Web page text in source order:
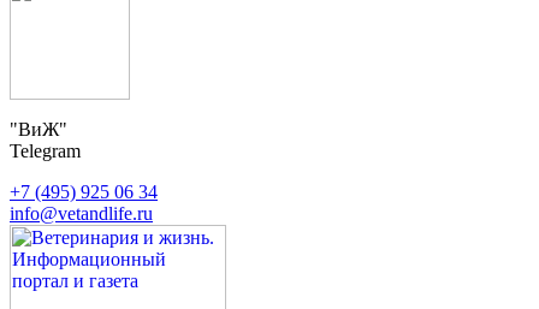
"ВиЖ"
Telegram
+7 (495) 925 06 34
info@vetandlife.ru